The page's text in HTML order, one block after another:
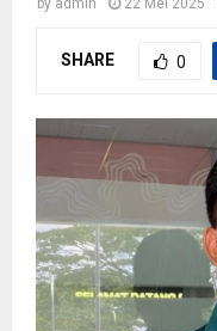
by admin 22 Mei 2025
SHARE 0